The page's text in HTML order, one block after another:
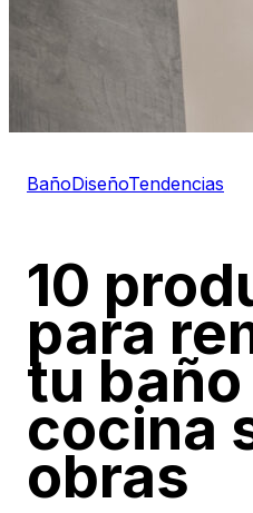
BañoDiseñoTendencias
10
para
tu baño
cocina
obras